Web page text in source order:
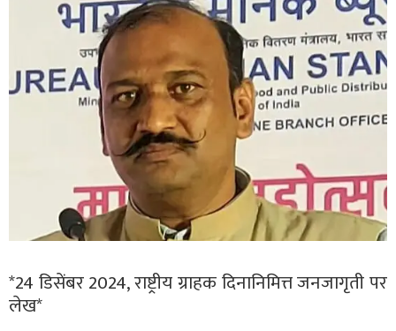
*24 डिसेंबर 2024, राष्ट्रीय ग्राहक दिनानिमित्त जनजागृती पर
लेख*